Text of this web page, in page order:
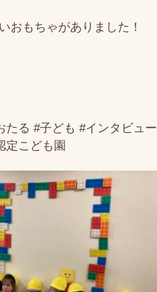
おもちゃがありました！
たる #子ども #インタビュー
定こども園